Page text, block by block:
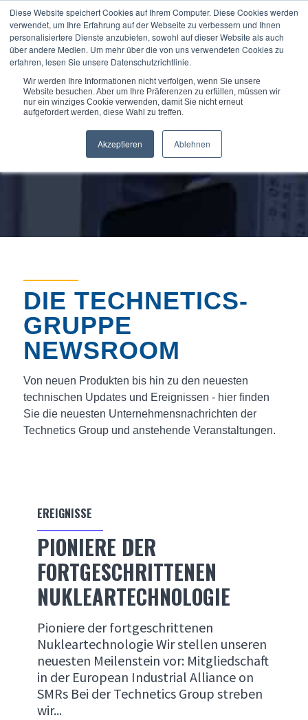
Diese Website speichert Cookies auf Ihrem Computer. Diese Cookies werden
verwendet, um Ihre Erfahrung auf der Webseite zu verbessern und Ihnen
personalisiertere Dienste anzubieten, sowohl auf dieser Website als auch
über andere Medien. Um mehr über die von uns verwendeten Cookies zu
erfahren, lesen Sie unsere Datenschutzrichtlinie.
Wir werden Ihre Informationen nicht verfolgen, wenn Sie unsere
Website besuchen. Aber um Ihre Präferenzen zu erfüllen, müssen wir
nur ein winziges Cookie verwenden, damit Sie nicht erneut
aufgefordert werden, diese Wahl zu treffen.
Akzeptieren Ablehnen
Du bist hier: Startseite / Über uns / Neuigkeiten & Ereignisse
DIE TECHNETICS-
GRUPPE
NEWSROOM
Von neuen Produkten bis hin zu den neuesten
technischen Updates und Ereignissen - hier finden
Sie die neuesten Unternehmensnachrichten der
Technetics Group und anstehende Veranstaltungen.
EREIGNISSE
PIONIERE DER
FORTGESCHRITTENEN
NUKLEARTECHNOLOGIE
Pioniere der fortgeschrittenen
Nukleartechnologie Wir stellen unseren
neuesten Meilenstein vor: Mitgliedschaft
in der European Industrial Alliance on
SMRs Bei der Technetics Group streben
wir...